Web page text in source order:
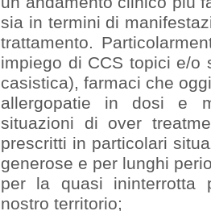
sia in termini di
trattamento.
impiego di CCS topici e/o
casistica), farmaci che
allergopatie in dosi e
situazioni di over
prescritti in particolari
generose e per lunghi
per la quasi ininterrotta
nostro territorio;